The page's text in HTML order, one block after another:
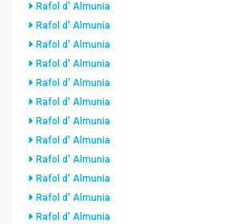
Rafol d' Almunia
Rafol d' Almunia
Rafol d' Almunia
Rafol d' Almunia
Rafol d' Almunia
Rafol d' Almunia
Rafol d' Almunia
Rafol d' Almunia
Rafol d' Almunia
Rafol d' Almunia
Rafol d' Almunia
Rafol d' Almunia